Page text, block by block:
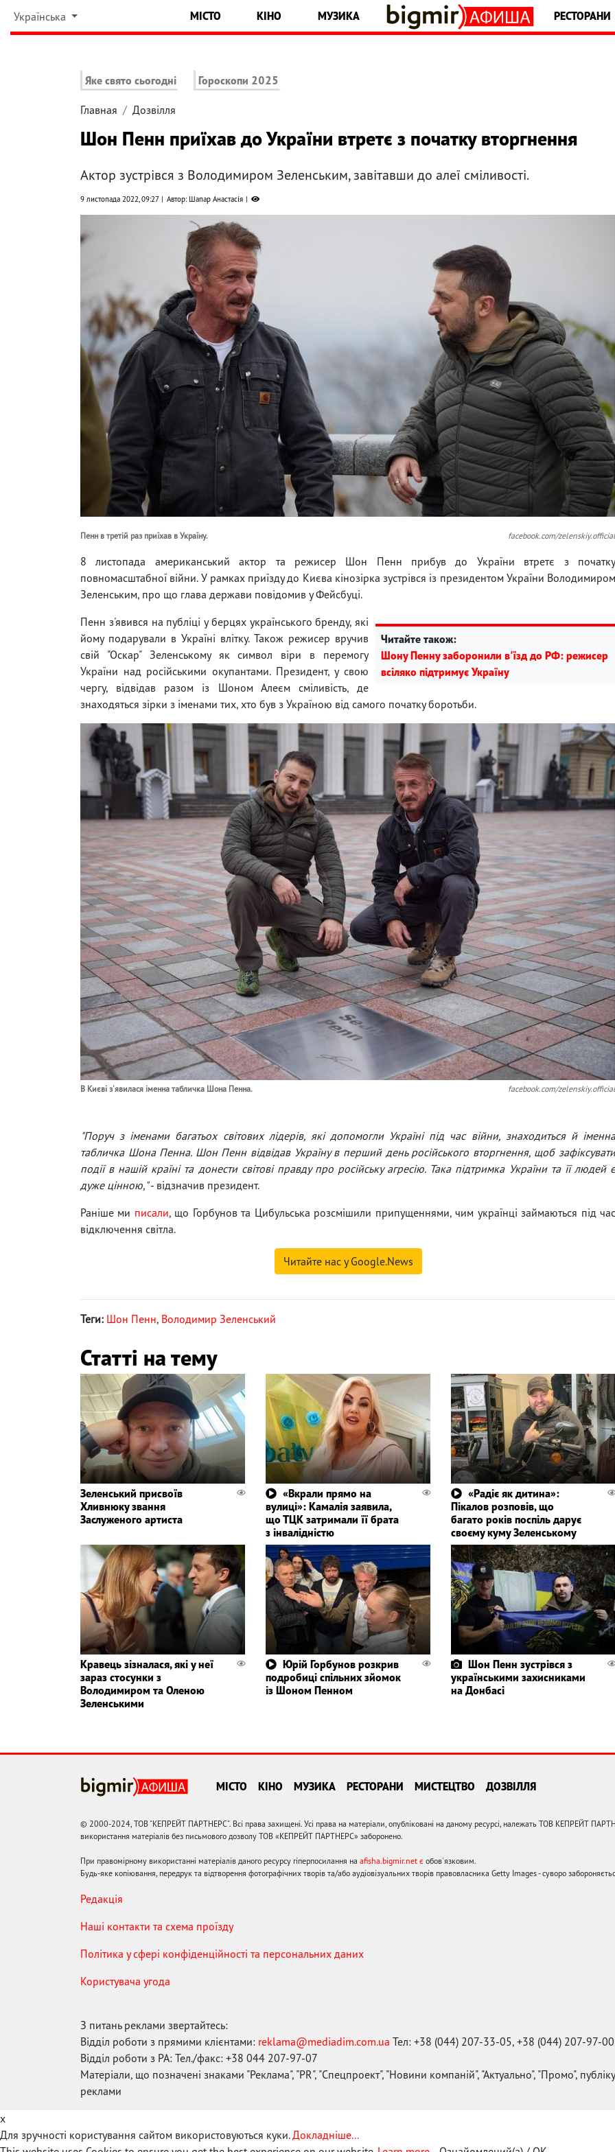
Українська МІСТО КІНО МУЗИКА РЕСТОРАНИ
Яке свято сьогодні Гороскопи 2025
Главная Дозвілля
Шон Пенн приїхав до України втретє з початку вторгнення
Актор зустрівся з Володимиром Зеленським, завітавши до алеї сміливості.
9 листопада 2022, 09:27 Автор: Шапар Анастасія
Пенн в третій раз приїхав в Україну. facebook.com/zelenskiy.official
8 листопада американський актор та режисер Шон Пенн прибув до України втретє з початку
повномасштабної війни. У рамках приїзду до Києва кінозірка зустрівся із президентом України Володимиром
Зеленським, про що глава держави повідомив у Фейсбуці.
Читайте також:
Шону Пенну заборонили в'їзд до РФ: режисер
всіляко підтримує Україну
Пенн з'явився на публіці у берцях українського бренду, які
йому подарували в Україні влітку. Також режисер вручив
свій "Оскар" Зеленському як символ віри в перемогу
України над російськими окупантами. Президент, у свою
чергу, відвідав разом із Шоном Алеєм сміливість, де
знаходяться зірки з іменами тих, хто був з Україною від самого початку боротьби.
В Києві з'явилася іменна табличка Шона Пенна. facebook.com/zelenskiy.official
"Поруч з іменами багатьох світових лідерів, які допомогли Україні під час війни, знаходиться й іменна
табличка Шона Пенна. Шон Пенн відвідав Україну в перший день російського вторгнення, щоб зафіксувати
події в нашій країні та донести світові правду про російську агресію. Така підтримка України та її людей є
дуже цінною,"- відзначив президент.
Раніше ми писали, що Горбунов та Цибульська розсмішили припущеннями, чим українці займаються під час
відключення світла.
Читайте нас у Google.News
Теги: Шон Пенн, Володимир Зеленський
Статті на тему
Зеленський присвоїв
Хливнюку звання
Заслуженого артиста
«Вкрали прямо на
вулиці»: Камалія заявила,
що ТЦК затримали її брата
з інвалідністю
«Радіє як дитина»:
Пікалов розповів, що
багато років поспіль дарує
своєму куму Зеленському
Кравець зізналася, які у неї
зараз стосунки з
Володимиром та Оленою
Зеленськими
Юрій Горбунов розкрив
подробиці спільних зйомок
із Шоном Пенном
Шон Пенн зустрівся з
українськими захисниками
на Донбасі
МІСТО КІНО МУЗИКА РЕСТОРАНИ МИСТЕЦТВО ДОЗВІЛЛЯ
© 2000-2024, ТОВ "КЕПРЕЙТ ПАРТНЕРС". Всі права захищені. Усі права на матеріали, опубліковані на даному ресурсі, належать ТОВ КЕПРЕЙТ
використання матеріалів без письмового дозволу ТОВ «КЕПРЕЙТ ПАРТНЕРС» заборонено.
При правомірному використанні матеріалів даного ресурсу гіперпосилання на afisha.bigmir.net є обов'язковим.
Будь-яке копіювання, передрук та відтворення фотографічних творів та/або аудіовізуальних творів правовласника Getty Images - суворо
Редакція
Наші контакти та схема проїзду
Політика у сфері конфіденційності та персональних даних
Користувача угода
З питань реклами звертайтесь:
Відділ роботи з прямими клієнтами: reklama@mediadim.com.ua Тел: +38 (044) 207-33-05, +38 (044) 207-97-00
Відділ роботи з РА: Тел./факс: +38 044 207-97-07
Матеріали, що позначені знаками "Реклама", "PR", "Спецпроект", "Новини компаній", "Актуально", "Промо",
реклами
x
Для зручності користування сайтом використовуються куки.Докладніше...